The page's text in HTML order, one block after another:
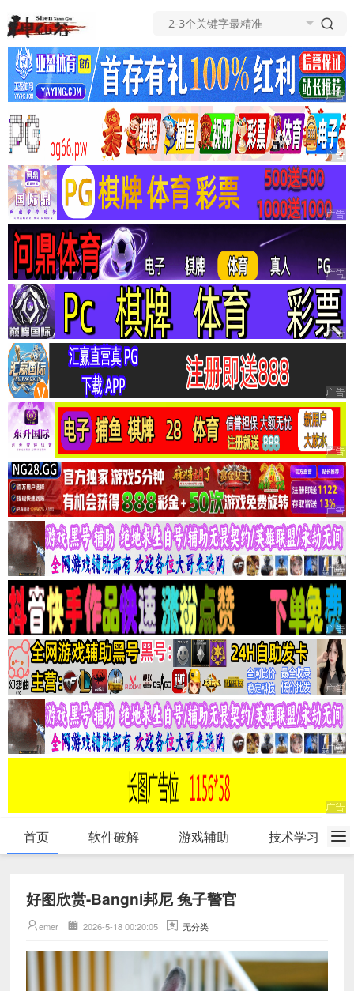
首页 软件破解 游戏辅助 技术学习
好图欣赏-Bangni邦尼 兔子警官
emer 2026-5-18 00:20:05 无分类